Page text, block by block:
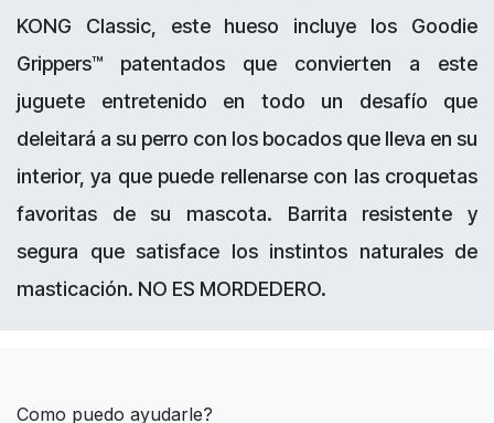
KONG Classic, este hueso incluye los Goodie
Grippers™ patentados que convierten a este
juguete entretenido en todo un desafío que
deleitará a su perro con los bocados que lleva en su
interior, ya que puede rellenarse con las croquetas
favoritas de su mascota. Barrita resistente y
segura que satisface los instintos naturales de
masticación. NO ES MORDEDERO.
Como puedo ayudarle?